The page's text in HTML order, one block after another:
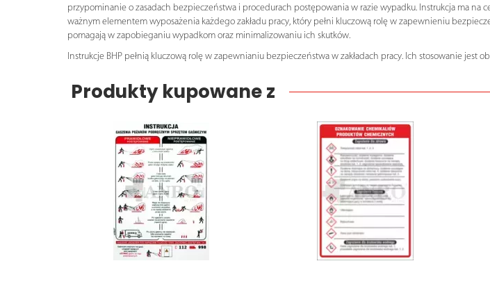
przypominanie o zasadach bezpieczeństwa i procedurach postępowania w razie wypadku. Instrukcja ma na
ważnym elementem wyposażenia każdego zakładu pracy, który pełni kluczową rolę w zapewnieniu
pomagają w zapobieganiu wypadkom oraz minimalizowaniu ich skutków.
Instrukcje BHP pełnią kluczową rolę w zapewnianiu bezpieczeństwa w zakładach pracy. Ich stosowanie jest
Produkty kupowane z